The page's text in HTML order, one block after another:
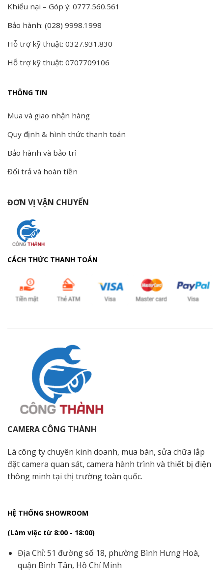
Khiếu nại – Góp ý: 0777.560.561
Bảo hành: (028) 9998.1998
Hỗ trợ kỹ thuật: 0327.931.830
Hỗ trợ kỹ thuật: 0707709106
THÔNG TIN
Mua và giao nhận hàng
Quy định & hình thức thanh toán
Bảo hành và bảo trì
Đổi trả và hoàn tiền
ĐƠN VỊ VẬN CHUYỂN
CÁCH THỨC THANH TOÁN
CAMERA CÔNG THÀNH
Là công ty chuyên kinh doanh, mua bán, sửa chữa lắp
đặt camera quan sát, camera hành trình và thiết bị điện
thông minh tại thị trường toàn quốc.
HỆ THỐNG SHOWROOM
(Làm việc từ 8:00 - 18:00)
Địa Chỉ: 51 đường số 18, phường Bình Hưng Hoà,
quận Bình Tân, Hồ Chí Minh